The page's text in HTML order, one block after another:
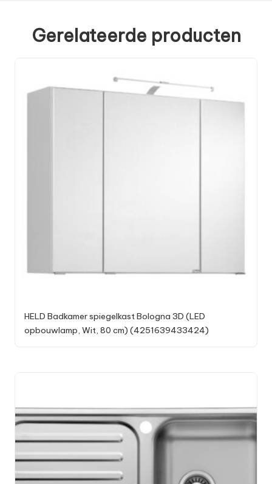
Gerelateerde producten
HELD Badkamer spiegelkast Bologna 3D (LED
opbouwlamp, Wit, 80 cm) (4251639433424)